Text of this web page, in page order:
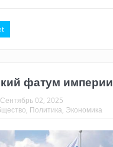
фатум империи
Сентябрь 02, 2025
, Политика, Экономика